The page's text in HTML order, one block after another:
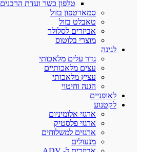
טלפון כשר ועדת הרבנים
סמארטפון בזול
טאבלט בזול
אביזרים לסלולר
מוצרי בלוטוס
לגינה
גדר עלים מלאכותי
עצים מלאכותיים
עציץ מלאכותי
הגנה וחיטוי
לאופניים
לקטנוע
ארגזי אלומיניום
ארגזי פלסטיק
ארגזים למשלוחים
מנעולים